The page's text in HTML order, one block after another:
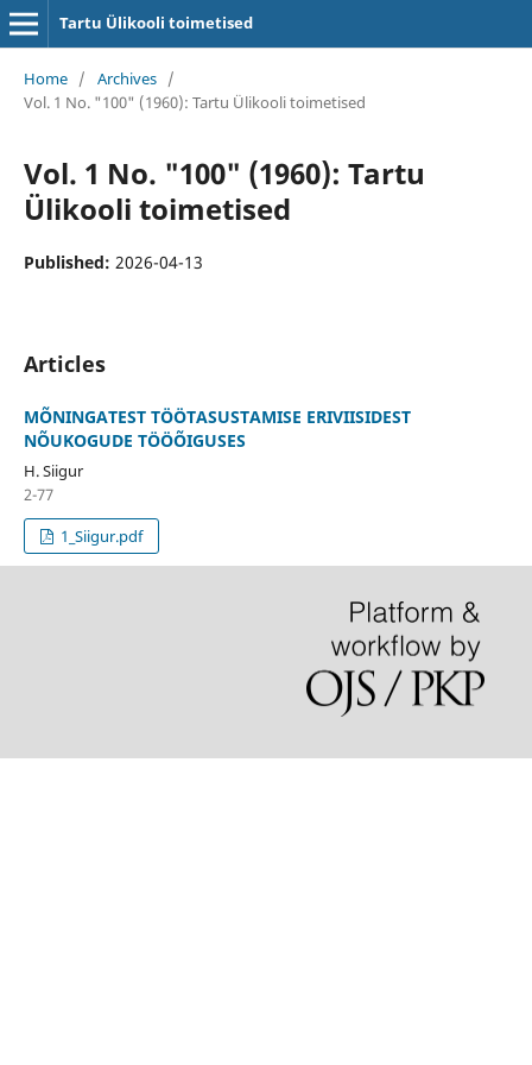
Tartu Ülikooli toimetised
Home / Archives /
Vol. 1 No. "100" (1960): Tartu Ülikooli toimetised
Vol. 1 No. "100" (1960): Tartu
Ülikooli toimetised
Published: 2026-04-13
Articles
MÕNINGATEST TÖÖTASUSTAMISE ERIVIISIDEST
NÕUKOGUDE TÖÖÕIGUSES
H. Siigur
2-77
1_Siigur.pdf